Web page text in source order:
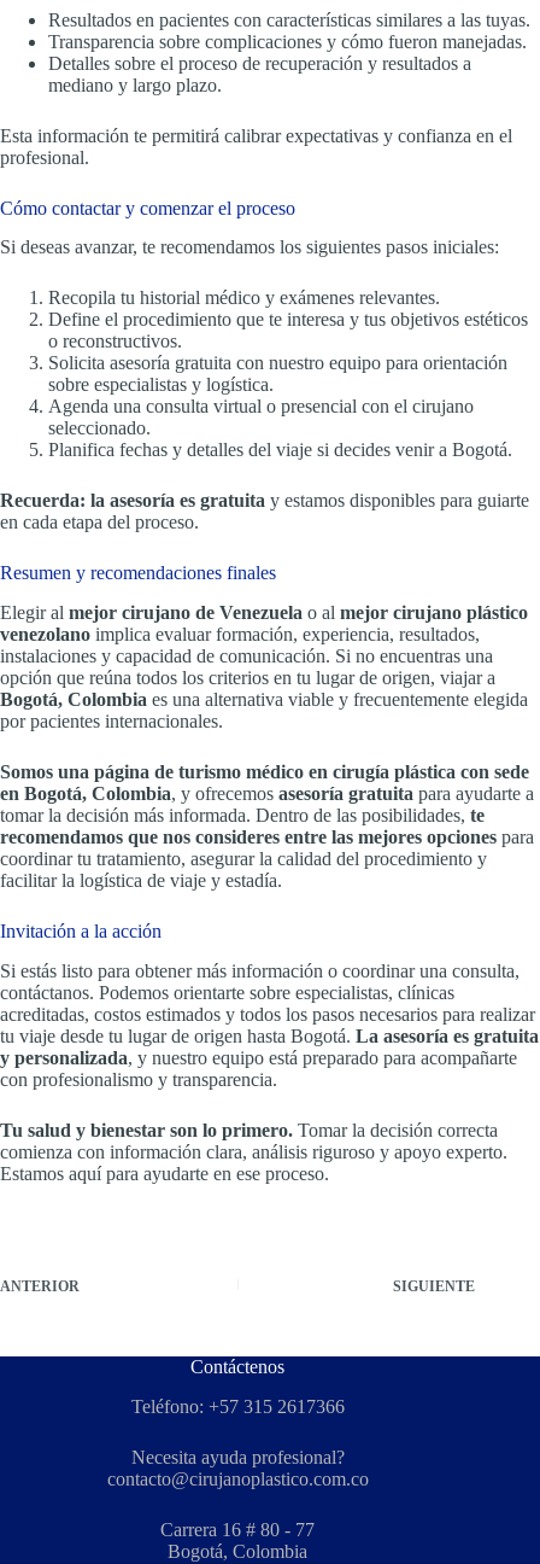
Resultados en pacientes con características similares a las tuyas.
Transparencia sobre complicaciones y cómo fueron manejadas.
Detalles sobre el proceso de recuperación y resultados a
mediano y largo plazo.
Esta información te permitirá calibrar expectativas y confianza en el
profesional.
Cómo contactar y comenzar el proceso
Si deseas avanzar, te recomendamos los siguientes pasos iniciales:
Recopila tu historial médico y exámenes relevantes.
Define el procedimiento que te interesa y tus objetivos estéticos
o reconstructivos.
Solicita asesoría gratuita con nuestro equipo para orientación
sobre especialistas y logística.
Agenda una consulta virtual o presencial con el cirujano
seleccionado.
Planifica fechas y detalles del viaje si decides venir a Bogotá.
Recuerda: la asesoría es gratuita y estamos disponibles para guiarte
en cada etapa del proceso.
Resumen y recomendaciones finales
Elegir al mejor cirujano de Venezuela o al mejor cirujano plástico
venezolano implica evaluar formación, experiencia, resultados,
instalaciones y capacidad de comunicación. Si no encuentras una
opción que reúna todos los criterios en tu lugar de origen, viajar a
Bogotá, Colombia es una alternativa viable y frecuentemente elegida
por pacientes internacionales.
Somos una página de turismo médico en cirugía plástica con sede
en Bogotá, Colombia, y ofrecemos asesoría gratuita para ayudarte a
tomar la decisión más informada. Dentro de las posibilidades, te
recomendamos que nos consideres entre las mejores opciones para
coordinar tu tratamiento, asegurar la calidad del procedimiento y
facilitar la logística de viaje y estadía.
Invitación a la acción
Si estás listo para obtener más información o coordinar una consulta,
contáctanos. Podemos orientarte sobre especialistas, clínicas
acreditadas, costos estimados y todos los pasos necesarios para realizar
tu viaje desde tu lugar de origen hasta Bogotá. La asesoría es gratuita
y personalizada, y nuestro equipo está preparado para acompañarte
con profesionalismo y transparencia.
Tu salud y bienestar son lo primero. Tomar la decisión correcta
comienza con información clara, análisis riguroso y apoyo experto.
Estamos aquí para ayudarte en ese proceso.
ANTERIOR SIGUIENTE
Contáctenos
Teléfono: +57 315 2617366
Necesita ayuda profesional?
contacto@cirujanoplastico.com.co
Carrera 16 # 80 - 77
Bogotá, Colombia